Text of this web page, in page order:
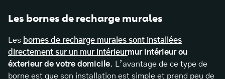
Les bornes de recharge murales
Les bornes de recharge murales sont installées
directement sur un mur intérieurmur intérieur ou
éxterieur de votre domicile. L’avantage de ce type de
borne est que son installation est simple et prend peu de